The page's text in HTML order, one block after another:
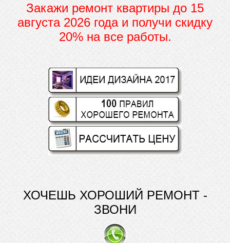
Закажи ремонт квартиры до15
августа 2026 года и получи скидку
20% на все работы.
ХОЧЕШЬ ХОРОШИЙ РЕМОНТ -
ЗВОНИ